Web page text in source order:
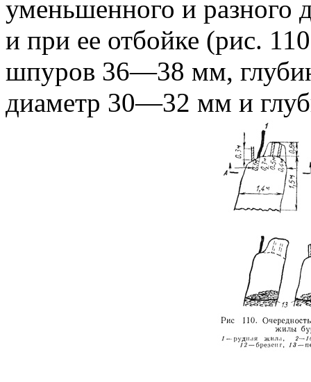
уменьшенного и разного
и при ее отбойке (рис.
шпуров 36—38 мм,
диаметр 30—32 мм и